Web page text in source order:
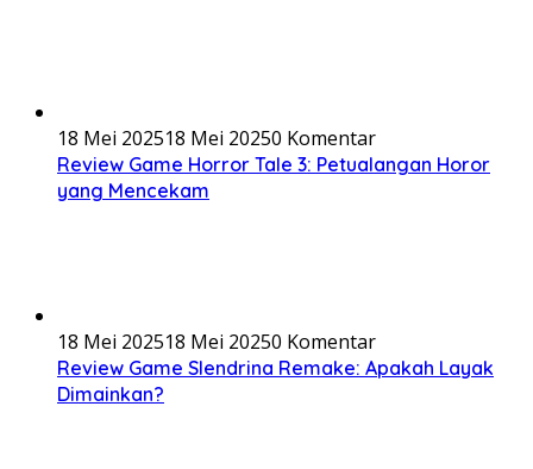
18 Mei 202518 Mei 20250 Komentar
Review Game Horror Tale 3: Petualangan Horor
yang Mencekam
18 Mei 202518 Mei 20250 Komentar
Review Game Slendrina Remake: Apakah Layak
Dimainkan?